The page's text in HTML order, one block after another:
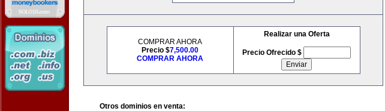
COMPRAR AHORA
Precio $7,500.00
COMPRAR AHORA
Realizar una Oferta
Precio Ofrecido $
Otros dominios en venta: